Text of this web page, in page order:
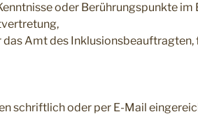
oder Berührungspunkte
Amt des
schriftlich oder per E-Mail